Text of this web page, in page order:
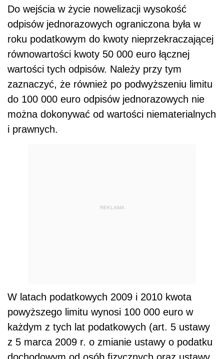
Do wejścia w życie nowelizacji wysokość
odpisów jednorazowych ograniczona była w
roku podatkowym do kwoty nieprzekraczającej
równowartości kwoty 50 000 euro łącznej
wartości tych odpisów. Należy przy tym
zaznaczyć, że również po podwyższeniu limitu
do 100 000 euro odpisów jednorazowych nie
można dokonywać od wartości niematerialnych
i prawnych.
REKLAMA
W latach podatkowych 2009 i 2010 kwota
powyższego limitu wynosi 100 000 euro w
każdym z tych lat podatkowych (art. 5 ustawy
z 5 marca 2009 r. o zmianie ustawy o podatku
dochodowym od osób fizycznych oraz ustawy